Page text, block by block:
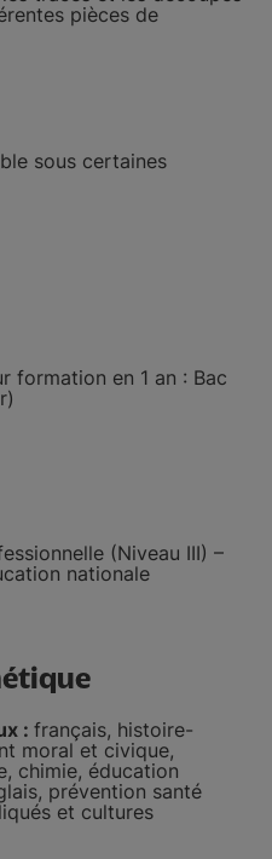
pièces de
sous certaines
formation en 1 an : Bac
(Niveau III) –
nationale
: français, histoire-
moral et civique,
chimie, éducation
prévention santé
et cultures